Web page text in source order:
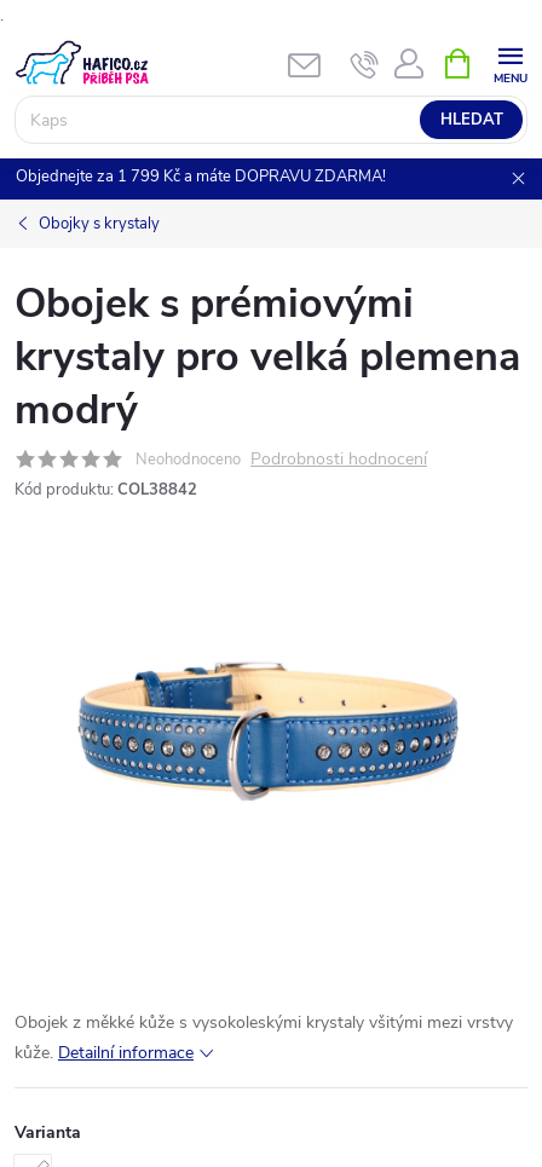
.
na
obsah
HLEDAT
NÁKUPNÍ
KOŠÍK
Objednejte za 1 799 Kč a máte DOPRAVU ZDARMA!
Obojky s krystaly
Obojek s prémiovými
krystaly pro velká plemena
modrý
Neohodnoceno Podrobnosti hodnocení
Kód produktu: COL38842
Obojek z měkké kůže s vysokoleskými krystaly všitými mezi vrstvy
kůže. Detailní informace
Varianta